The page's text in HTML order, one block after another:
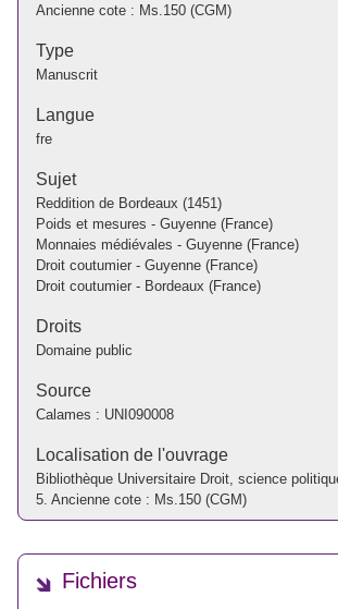
Ancienne cote : Ms.150 (CGM)
Type
Manuscrit
Langue
fre
Sujet
Reddition de Bordeaux (1451)
Poids et mesures - Guyenne (France)
Monnaies médiévales - Guyenne (France)
Droit coutumier - Guyenne (France)
Droit coutumier - Bordeaux (France)
Droits
Domaine public
Source
Calames : UNI090008
Localisation de l'ouvrage
Bibliothèque Universitaire Droit, science
5. Ancienne cote : Ms.150 (CGM)
Fichiers